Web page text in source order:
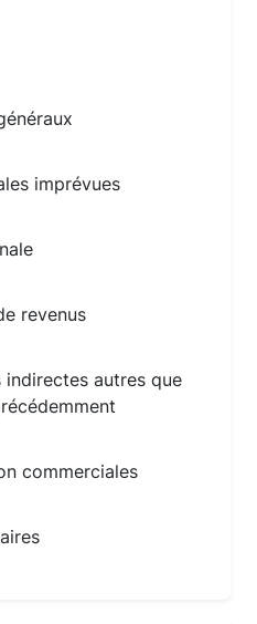
imprévues
revenus
autres que
commerciales